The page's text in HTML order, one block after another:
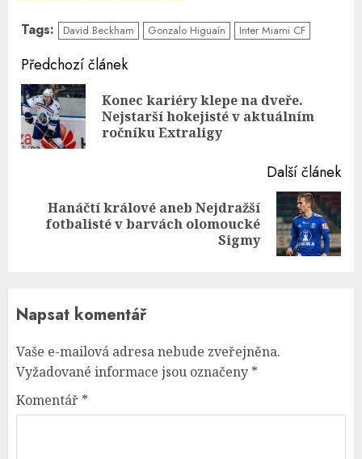
Tags: David Beckham Gonzalo Higuaín Inter Miami CF
Continue
Reading
Předchozí článek
Konec kariéry klepe na dveře.
Nejstarší hokejisté v aktuálním
ročníku Extraligy
Další článek
Next
Hanáčtí králové aneb Nejdražší
fotbalisté v barvách olomoucké
Sigmy
Napsat komentář
Vaše e-mailová adresa nebude zveřejněna.
Vyžadované informace jsou označeny *
Komentář *